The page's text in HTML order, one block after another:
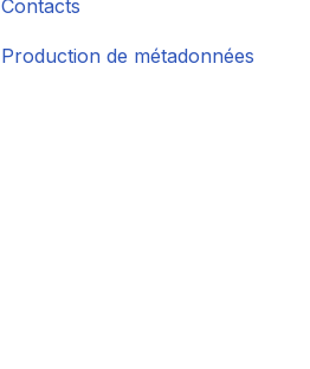
Contacts
Production de métadonnées